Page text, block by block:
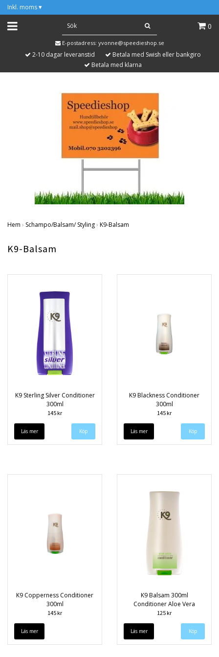
Inkl. moms ▾
0
E-postadress: yvonne@speedieshop.se
2-10 dagar leveranstid
Betala med Swish eller bankgiro
Betala med klarna
Hem › Schampo/Balsam/ Styling› K9-Balsam
K9-Balsam
K9 Sterling Silver Conditioner
300ml
145 kr
Läs mer
K9 Blackness Conditioner
300ml
145 kr
Läs mer
K9 Copperness Conditioner
300ml
145 kr
Läs mer
K9 Balsam 300ml
Conditioner Aloe Vera
125 kr
Läs mer